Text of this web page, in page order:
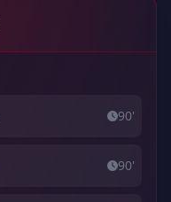
90'
90'